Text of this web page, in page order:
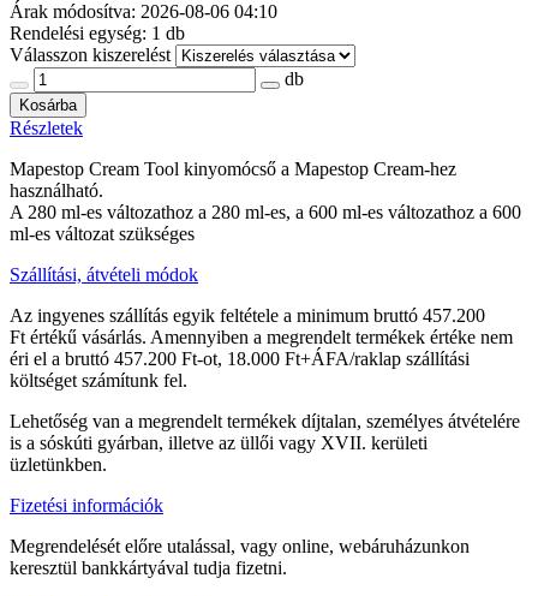
Árak módosítva: 2026-08-06 04:10
Rendelési egység: 1 db
Válasszon kiszerelést
db
Kosárba
Részletek
Mapestop Cream Tool kinyomócső a Mapestop Cream-hez
használható.
A 280 ml-es változathoz a 280 ml-es, a 600 ml-es változathoz a 600
ml-es változat szükséges
Szállítási, átvételi módok
Az ingyenes szállítás egyik feltétele a minimum bruttó 457.200
Ft értékű vásárlás. Amennyiben a megrendelt termékek értéke nem
éri el a bruttó 457.200 Ft-ot, 18.000 Ft+ÁFA/raklap szállítási
költséget számítunk fel.
Lehetőség van a megrendelt termékek díjtalan, személyes átvételére
is a sóskúti gyárban, illetve az üllői vagy XVII. kerületi
üzletünkben.
Fizetési információk
Megrendelését előre utalással, vagy online, webáruházunkon
keresztül bankkártyával tudja fizetni.